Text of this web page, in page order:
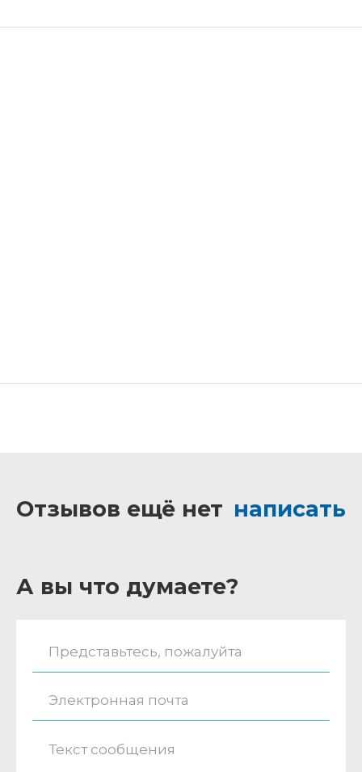
Отзывов ещё нет написать
А вы что думаете?